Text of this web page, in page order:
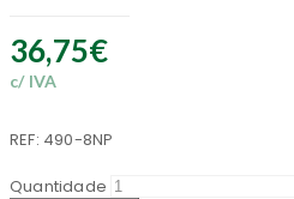
36,75€
c/ IVA
REF: 490-8NP
Quantidade